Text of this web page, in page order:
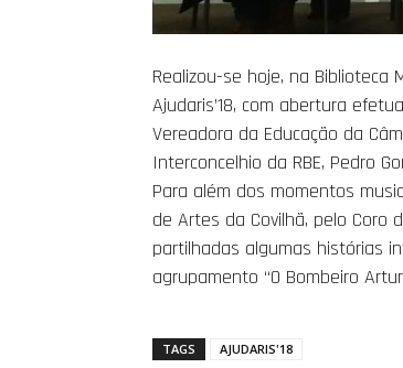
Realizou-se hoje, na Biblioteca
Ajudaris’18, com abertura
Vereadora da Educação da
Interconcelhio da RBE, Pedro
Para além dos momentos
de Artes da Covilhã, pelo Coro
partilhadas algumas histórias
agrupamento “O Bombeiro
TAGS AJUDARIS'18